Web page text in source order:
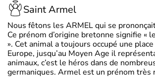
Saint Armel
Nous fêtons les ARMEL qui se
Ce prénom d’origine bretonne signifie «
». Cet animal a toujours occupé une
Europe, jusqu’au Moyen Age il
animaux, c’est le héros dans de
germaniques. Armel est un prénom très